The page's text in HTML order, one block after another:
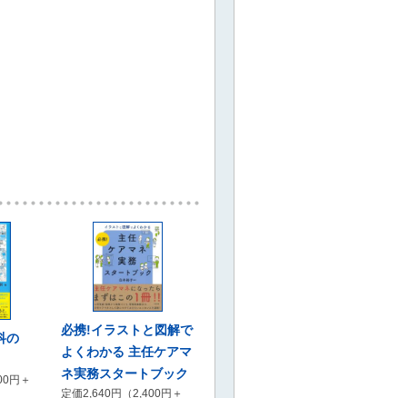
の
円＋
必携!イラストと図解で
よくわかる 主任ケアマ
ネ実務スタートブック
定価2,640円（2,400円＋